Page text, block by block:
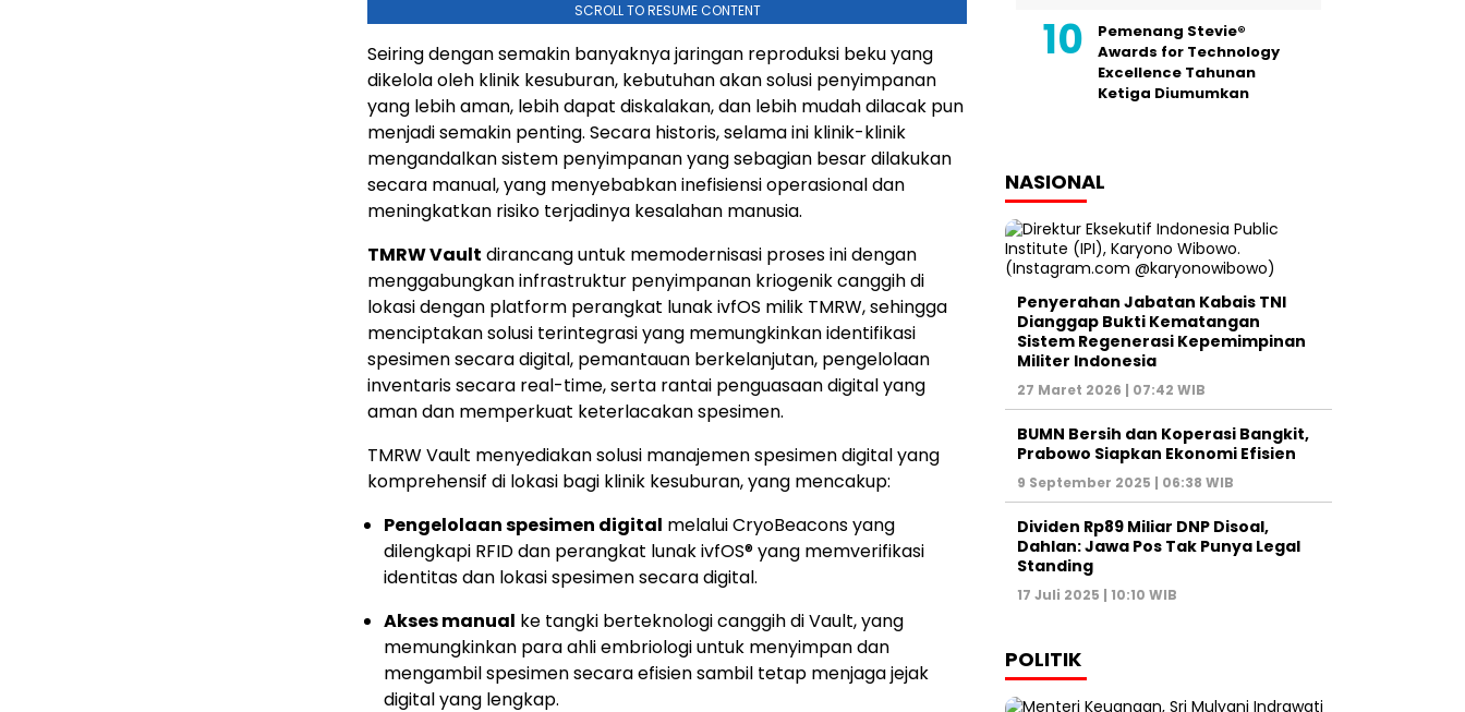
SCROLL TO RESUME CONTENT
Seiring dengan semakin banyaknya jaringan reproduksi beku yang
dikelola oleh klinik kesuburan, kebutuhan akan solusi penyimpanan
yang lebih aman, lebih dapat diskalakan, dan lebih mudah dilacak pun
menjadi semakin penting. Secara historis, selama ini klinik-klinik
mengandalkan sistem penyimpanan yang sebagian besar dilakukan
secara manual, yang menyebabkan inefisiensi operasional dan
meningkatkan risiko terjadinya kesalahan manusia.
TMRW Vault dirancang untuk memodernisasi proses ini dengan
menggabungkan infrastruktur penyimpanan kriogenik canggih di
lokasi dengan platform perangkat lunak ivfOS milik TMRW, sehingga
menciptakan solusi terintegrasi yang memungkinkan identifikasi
spesimen secara digital, pemantauan berkelanjutan, pengelolaan
inventaris secara real-time, serta rantai penguasaan digital yang
aman dan memperkuat keterlacakan spesimen.
TMRW Vault menyediakan solusi manajemen spesimen digital yang
komprehensif di lokasi bagi klinik kesuburan, yang mencakup:
Pengelolaan spesimen digital melalui CryoBeacons yang
dilengkapi RFID dan perangkat lunak ivfOS® yang memverifikasi
identitas dan lokasi spesimen secara digital.
Akses manual ke tangki berteknologi canggih di Vault, yang
memungkinkan para ahli embriologi untuk menyimpan dan
mengambil spesimen secara efisien sambil tetap menjaga jejak
digital yang lengkap.
Pemenang Stevie®
Awards for Technology
Excellence Tahunan
Ketiga Diumumkan
NASIONAL
Penyerahan Jabatan Kabais TNI
Dianggap Bukti Kematangan
Sistem Regenerasi Kepemimpinan
Militer Indonesia
27 Maret 2026 | 07:42 WIB
BUMN Bersih dan Koperasi Bangkit,
Prabowo Siapkan Ekonomi Efisien
9 September 2025 | 06:38 WIB
Dividen Rp89 Miliar DNP Disoal,
Dahlan: Jawa Pos Tak Punya Legal
Standing
17 Juli 2025 | 10:10 WIB
POLITIK